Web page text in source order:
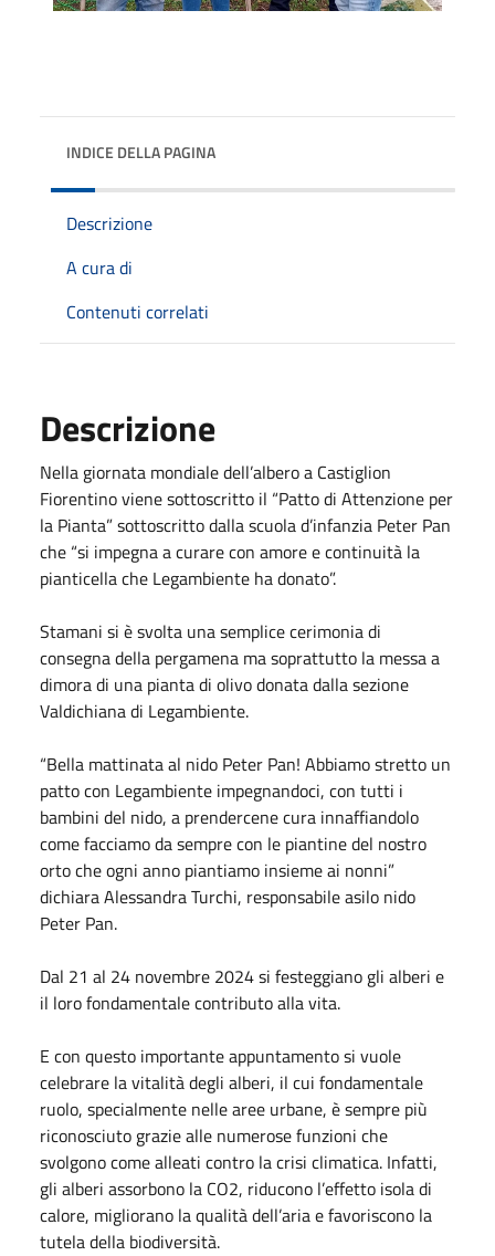
INDICE DELLA PAGINA
Descrizione
A cura di
Contenuti correlati
Descrizione
Nella giornata mondiale dell’albero a Castiglion
Fiorentino viene sottoscritto il “Patto di Attenzione per
la Pianta” sottoscritto dalla scuola d’infanzia Peter Pan
che “si impegna a curare con amore e continuità la
pianticella che Legambiente ha donato”.
Stamani si è svolta una semplice cerimonia di
consegna della pergamena ma soprattutto la messa a
dimora di una pianta di olivo donata dalla sezione
Valdichiana di Legambiente.
“Bella mattinata al nido Peter Pan! Abbiamo stretto un
patto con Legambiente impegnandoci, con tutti i
bambini del nido, a prendercene cura innaffiandolo
come facciamo da sempre con le piantine del nostro
orto che ogni anno piantiamo insieme ai nonni”
dichiara Alessandra Turchi, responsabile asilo nido
Peter Pan.
Dal 21 al 24 novembre 2024 si festeggiano gli alberi e
il loro fondamentale contributo alla vita.
E con questo importante appuntamento si vuole
celebrare la vitalità degli alberi, il cui fondamentale
ruolo, specialmente nelle aree urbane, è sempre più
riconosciuto grazie alle numerose funzioni che
svolgono come alleati contro la crisi climatica. Infatti,
gli alberi assorbono la CO2, riducono l’effetto isola di
calore, migliorano la qualità dell’aria e favoriscono la
tutela della biodiversità.